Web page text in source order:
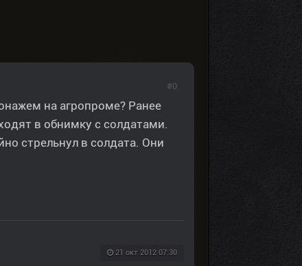
на агропроме? Ранее
в обнимку с солдатами.
стрельнул в солдата. Они
21 окт 2012 07:30
#0